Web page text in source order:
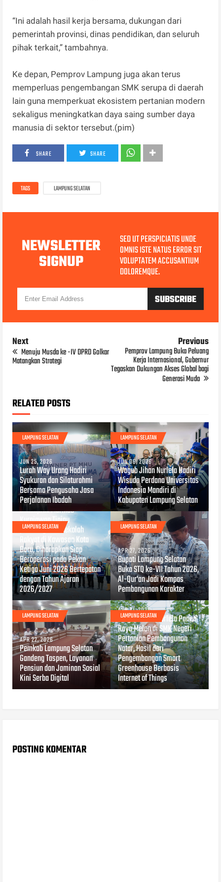
“Ini adalah hasil kerja bersama, dukungan dari
pemerintah provinsi, dinas pendidikan, dan seluruh
pihak terkait,” tambahnya.
Ke depan, Pemprov Lampung juga akan terus
memperluas pengembangan SMK serupa di daerah
lain guna memperkuat ekosistem pertanian modern
sekaligus meningkatkan daya saing sumber daya
manusia di sektor tersebut.(pim)
SHARE SHARE
TAGS LAMPUNG SELATAN
NEWSLETTER
SIGNUP
SED UT PERSPICIATIS UNDE
OMNIS ISTE NATUS ERROR SIT
VOLUPTATEM ACCUSANTIUM
DOLOREMQUE.
Next
Menuju Musda ke -IV DPRD Golkar
Matangkan Strategi
Previous
Pemprov Lampung Buka Peluang
Kerja Internasional, Gubernur
Tegaskan Dukungan Akses Global bagi
Generasi Muda
RELATED POSTS
LAMPUNG SELATAN
JUN 25, 2026
Lurah Way Urang Hadiri
Syukuran dan Silaturahmi
Bersama Pengusaha Jasa
Perjalanan Ibadah
LAMPUNG SELATAN
JUN 06, 2026
Wagub Jihan Nurlela Hadiri
Wisuda Perdana Universitas
Indonesia Mandiri di
Kabupaten Lampung Selatan
LAMPUNG SELATAN
APR 29, 2026
Sekdaprov Marindo
Kurniawan Tinjau
pembangunan Sekolah
Rakyat di Kawasan Kota
Baru, Diharapkan Siap
Beroperasi pada Pekan
Ketiga Juni 2026 Bertepatan
dengan Tahun Ajaran
2026/2027
LAMPUNG SELATAN
APR 27, 2026
Bupati Lampung Selatan
Buka STQ ke-VII Tahun 2026,
Al-Qur'an Jadi Kompas
Pembangunan Karakter
LAMPUNG SELATAN
APR 22, 2026
Pemkab Lampung Selatan
Gandeng Taspen, Layanan
Pensiun dan Jaminan Sosial
Kini Serba Digital
LAMPUNG SELATAN
APR 21, 2026
Wagub Jihan Nurlela Panen
Raya Melon di SMK Negeri
Pertanian Pembangunan
Natar, Hasil dari
Pengembangan Smart
Greenhouse Berbasis
Internet of Things
POSTING KOMENTAR